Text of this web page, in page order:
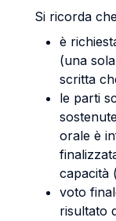
Si ricorda
è
(una
scritta
le parti
orale è
capacità
voto
risultato